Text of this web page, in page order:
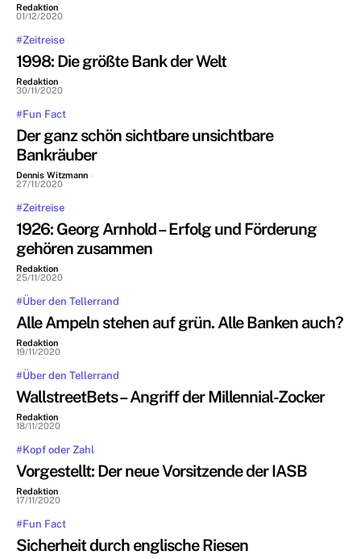
Redaktion -
01/12/2020
#Zeitreise
1998: Die größte Bank der Welt
Redaktion -
30/11/2020
#Fun Fact
Der ganz schön sichtbare unsichtbare
Bankräuber
Dennis Witzmann -
27/11/2020
#Zeitreise
1926: Georg Arnhold – Erfolg und Förderung
gehören zusammen
Redaktion -
25/11/2020
#Über den Tellerrand
Alle Ampeln stehen auf grün. Alle Banken auch?
Redaktion -
19/11/2020
#Über den Tellerrand
WallstreetBets – Angriff der Millennial-Zocker
Redaktion -
18/11/2020
#Kopf oder Zahl
Vorgestellt: Der neue Vorsitzende der IASB
Redaktion -
17/11/2020
#Fun Fact
Sicherheit durch englische Riesen